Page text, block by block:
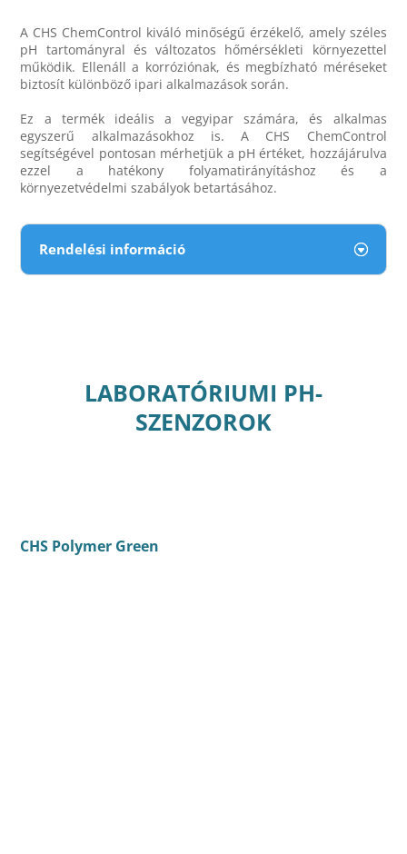
A CHS ChemControl kiváló minőségű érzékelő, amely széles
pH tartományral és változatos hőmérsékleti környezettel
működik. Ellenáll a korróziónak, és megbízható méréseket
biztosít különböző ipari alkalmazások során.
Ez a termék ideális a vegyipar számára, és alkalmas
egyszerű alkalmazásokhoz is. A CHS ChemControl
segítségével pontosan mérhetjük a pH értéket, hozzájárulva
ezzel a hatékony folyamatirányításhoz és a
környezetvédelmi szabályok betartásához.
Rendelési információ
LABORATÓRIUMI PH-
SZENZOROK
CHS Polymer Green